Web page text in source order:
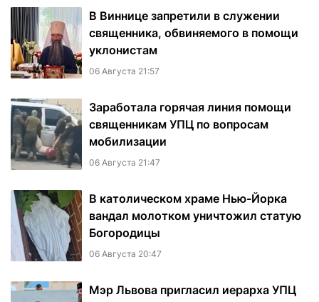
В Виннице запретили в служении
священника, обвиняемого в помощи
уклонистам
06 Августа 21:57
Заработала горячая линия помощи
священникам УПЦ по вопросам
мобилизации
06 Августа 21:47
В католическом храме Нью-Йорка
вандал молотком уничтожил статую
Богородицы
06 Августа 20:47
Мэр Львова пригласил иерарха УПЦ